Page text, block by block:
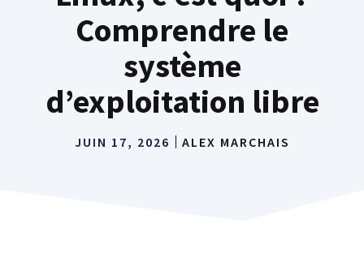
Comprendre le
système
d’exploitation libre
JUIN 17, 2026 ALEX MARCHAIS